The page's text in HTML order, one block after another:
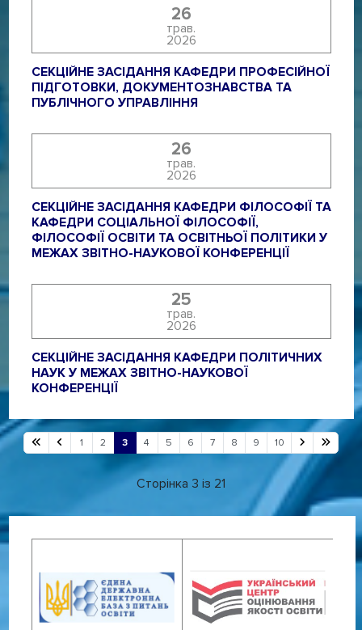
26
трав.
2026
СЕКЦІЙНЕ ЗАСІДАННЯ КАФЕДРИ ПРОФЕСІЙНОЇ
ПІДГОТОВКИ, ДОКУМЕНТОЗНАВСТВА ТА
ПУБЛІЧНОГО УПРАВЛІННЯ
26
трав.
2026
СЕКЦІЙНЕ ЗАСІДАННЯ КАФЕДРИ ФІЛОСОФІЇ ТА
КАФЕДРИ СОЦІАЛЬНОЇ ФІЛОСОФІЇ,
ФІЛОСОФІЇ ОСВІТИ ТА ОСВІТНЬОЇ ПОЛІТИКИ У
МЕЖАХ ЗВІТНО-НАУКОВОЇ КОНФЕРЕНЦІЇ
25
трав.
2026
СЕКЦІЙНЕ ЗАСІДАННЯ КАФЕДРИ ПОЛІТИЧНИХ
НАУК У МЕЖАХ ЗВІТНО-НАУКОВОЇ
КОНФЕРЕНЦІЇ
1 2 3 4 5 6 7 8 9 10
Сторінка 3 із 21